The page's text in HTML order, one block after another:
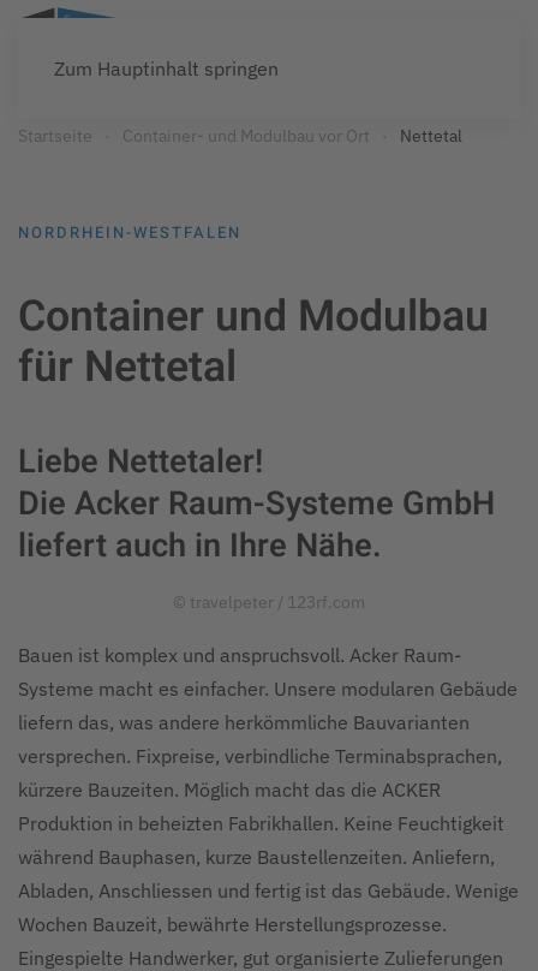
Zum Hauptinhalt springen
Startseite Container- und Modulbau vor Ort Nettetal
NORDRHEIN-WESTFALEN
Container und Modulbau
für Nettetal
Liebe Nettetaler!
Die Acker Raum-Systeme GmbH
liefert auch in Ihre Nähe.
© travelpeter / 123rf.com
Bauen ist komplex und anspruchsvoll. Acker Raum-
Systeme macht es einfacher. Unsere modularen Gebäude
liefern das, was andere herkömmliche Bauvarianten
versprechen. Fixpreise, verbindliche Terminabsprachen,
kürzere Bauzeiten. Möglich macht das die ACKER
Produktion in beheizten Fabrikhallen. Keine Feuchtigkeit
während Bauphasen, kurze Baustellenzeiten. Anliefern,
Abladen, Anschliessen und fertig ist das Gebäude. Wenige
Wochen Bauzeit, bewährte Herstellungsprozesse.
Eingespielte Handwerker, gut organisierte Zulieferungen